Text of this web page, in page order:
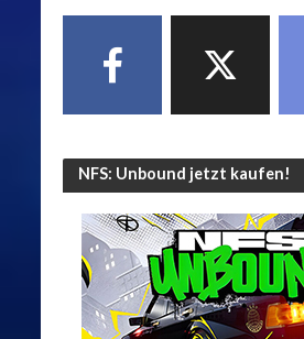
NFS: Unbound jetzt kaufen!